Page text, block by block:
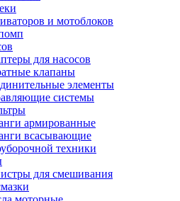
и мотоблоков
для насосов
клапаны
элементы
системы
армированные
всасывающие
техники
для смешивания